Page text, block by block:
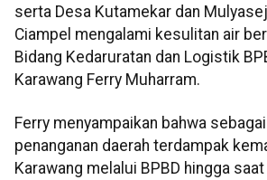
serta Desa Kutamekar dan
Ciampel mengalami kesulitan air
Bidang Kedaruratan dan Logistik
Karawang Ferry Muharram.
Ferry menyampaikan bahwa
penanganan daerah terdampak
Karawang melalui BPBD hingga